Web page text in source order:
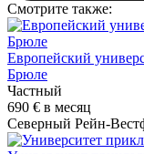
Смотрите также:
Европейский
Брюле
Частный
690 € в месяц
Северный Рейн-